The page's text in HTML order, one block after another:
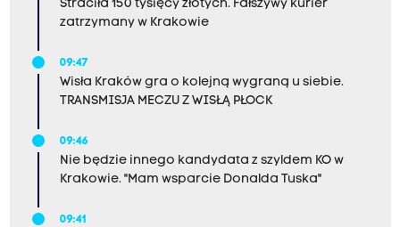
Straciła 150 tysięcy złotych. Fałszywy kurier
zatrzymany w Krakowie
09:47
Wisła Kraków gra o kolejną wygraną u siebie.
TRANSMISJA MECZU Z WISŁĄ PŁOCK
09:46
Nie będzie innego kandydata z szyldem KO w
Krakowie. "Mam wsparcie Donalda Tuska"
09:41